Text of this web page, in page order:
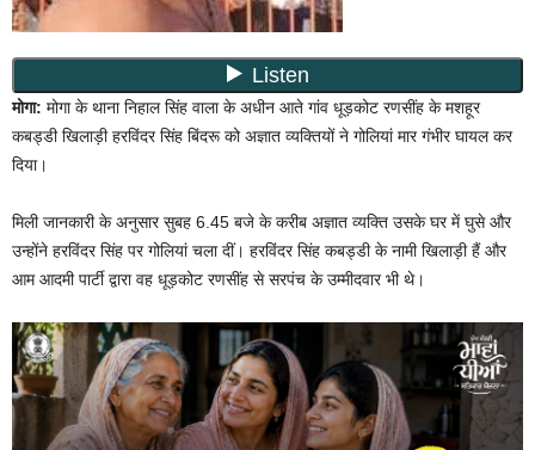
मोगा: मोगा के थाना निहाल सिंह वाला के अधीन आते गांव धूड़कोट रणसींह के मशहूर
कबड्डी खिलाड़ी हरविंदर सिंह बिंदरू को अज्ञात व्यक्तियों ने गोलियां मार गंभीर घायल कर
दिया।
मिली जानकारी के अनुसार सुबह 6.45 बजे के करीब अज्ञात व्यक्ति उसके घर में घुसे और
उन्होंने हरविंदर सिंह पर गोलियां चला दीं। हरविंदर सिंह कबड्डी के नामी खिलाड़ी हैं और
आम आदमी पार्टी द्वारा वह धूड़कोट रणसींह से सरपंच के उम्मीदवार भी थे।